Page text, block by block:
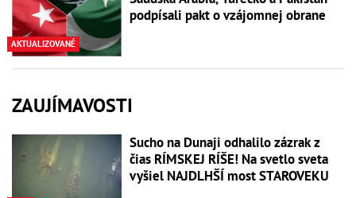
AKTUALIZOVANÉ
podpísali pakt o vzájomnej obrane
ZAUJÍMAVOSTI
Sucho na Dunaji odhalilo zázrak z
čias RÍMSKEJ RÍŠE! Na svetlo sveta
vyšiel NAJDLHŠÍ most STAROVEKU